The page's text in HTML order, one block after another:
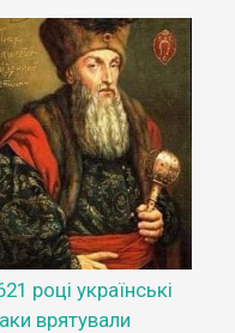
році українські
врятували